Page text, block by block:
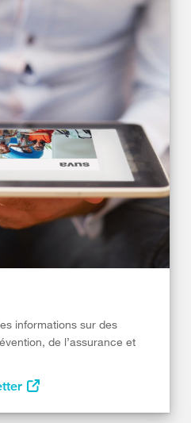
informations sur des
de l’assurance et